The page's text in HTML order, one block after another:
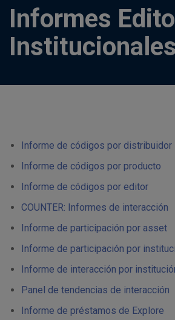
Informes
Institucionales
Informe de códigos por distribuidor
Informe de códigos por producto
Informe de códigos por editor
COUNTER: Informes de interacción
Informe de participación por asset
Informe de participación por
Informe de interacción por
Panel de tendencias de interacción
Informe de préstamos de Explore